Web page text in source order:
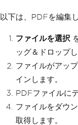
以下は、PDFを編集
ファイルを選択
ッグ＆ドロップし
ファイルがアッ
インします。
PDFファイルに
ファイルをダウ
取得します。